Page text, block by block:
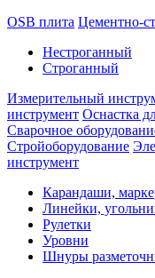
OSB плита Цементно-
Нестроганный
Строганный
Измерительный
инструмент Оснастка
Сварочное
Стройоборудование
инструмент
Карандаши,
Линейки,
Рулетки
Уровни
Шнуры